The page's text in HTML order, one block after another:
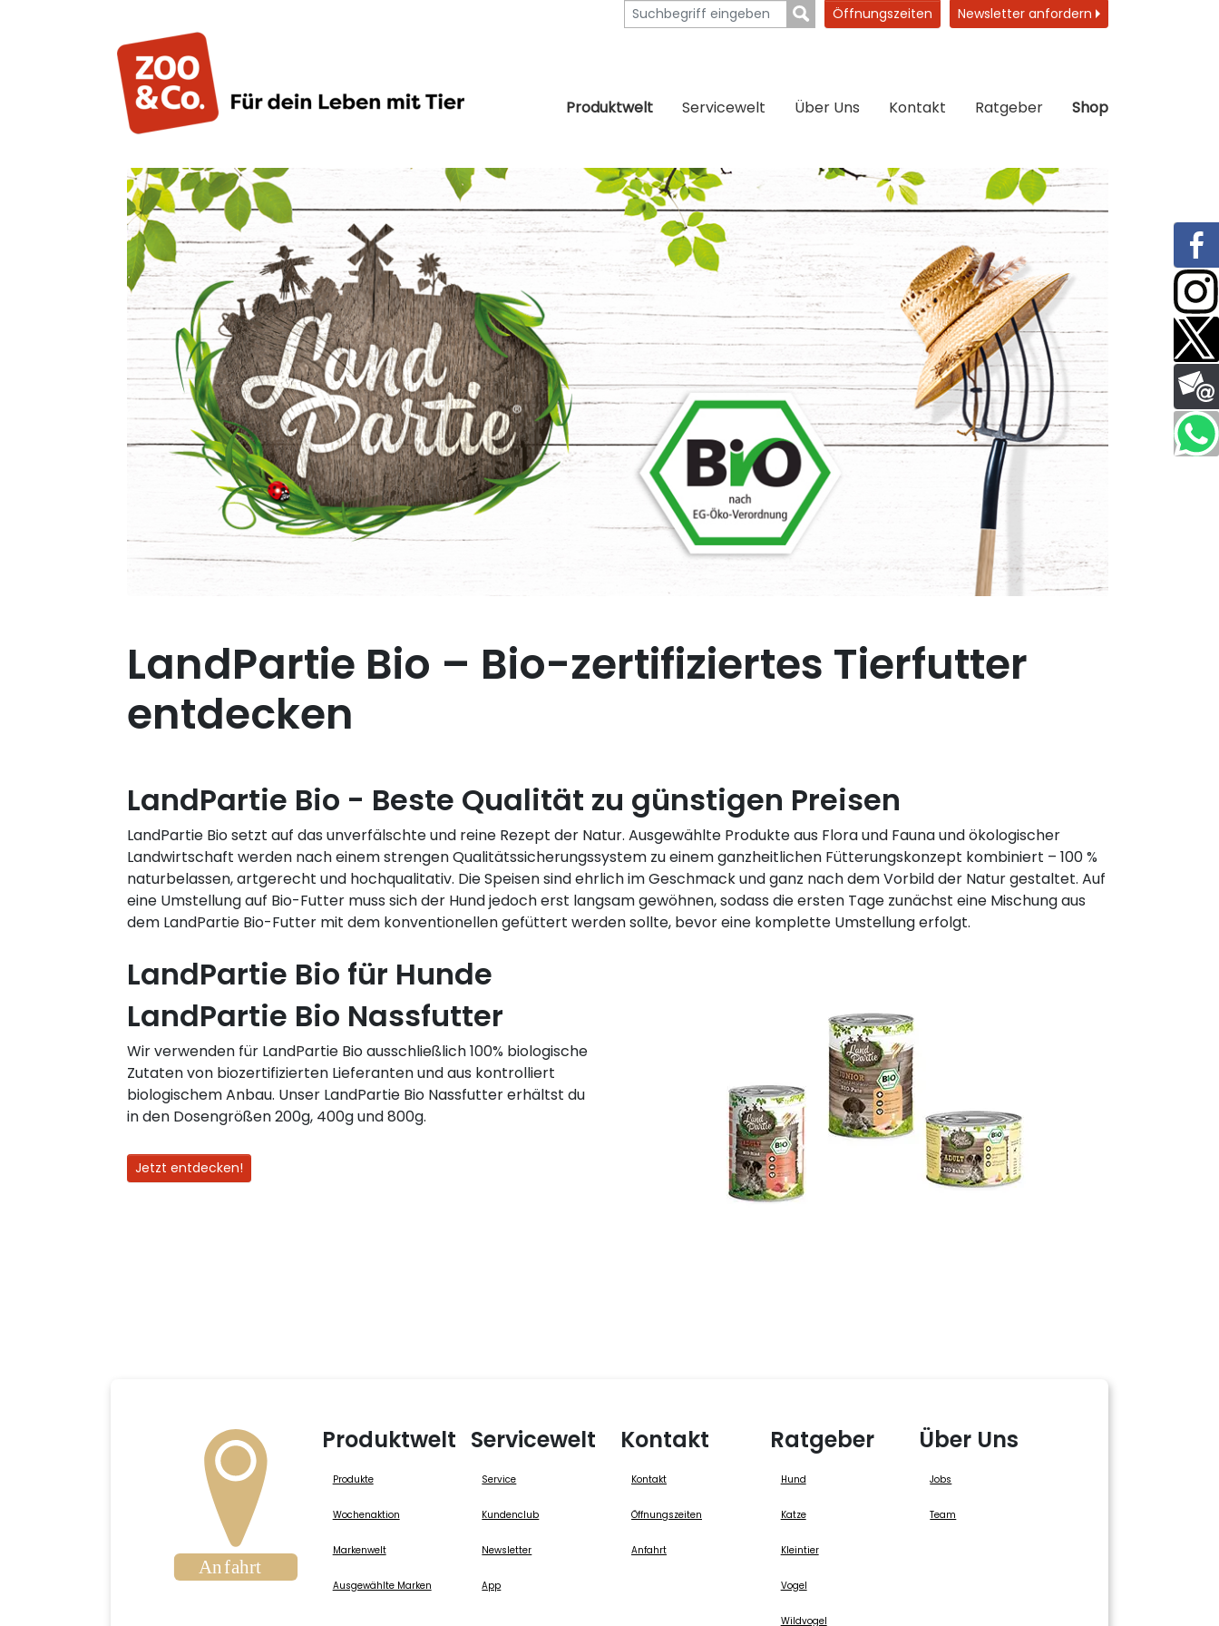
Öffnungszeiten Newsletter anfordern
Produktwelt Servicewelt Über Uns Kontakt Ratgeber Shop
LandPartie Bio – Bio-zertifiziertes Tierfutter
entdecken
LandPartie Bio - Beste Qualität zu günstigen Preisen
LandPartie Bio setzt auf das unverfälschte und reine Rezept der Natur. Ausgewählte Produkte aus Flora und Fauna und ökologischer
Landwirtschaft werden nach einem strengen Qualitätssicherungssystem zu einem ganzheitlichen Fütterungskonzept kombiniert – 100 %
naturbelassen, artgerecht und hochqualitativ. Die Speisen sind ehrlich im Geschmack und ganz nach dem Vorbild der Natur gestaltet. Auf
eine Umstellung auf Bio-Futter muss sich der Hund jedoch erst langsam gewöhnen, sodass die ersten Tage zunächst eine Mischung aus
dem LandPartie Bio-Futter mit dem konventionellen gefüttert werden sollte, bevor eine komplette Umstellung erfolgt.
LandPartie Bio für Hunde
LandPartie Bio Nassfutter
Wir verwenden für LandPartie Bio ausschließlich 100% biologische
Zutaten von biozertifizierten Lieferanten und aus kontrolliert
biologischem Anbau. Unser LandPartie Bio Nassfutter erhältst du
in den Dosengrößen 200g, 400g und 800g.
Jetzt entdecken!
Produktwelt
Produkte
Wochenaktion
Markenwelt
Ausgewählte Marken
Servicewelt
Service
Kundenclub
Newsletter
App
Kontakt
Kontakt
Öffnungszeiten
Anfahrt
Ratgeber
Hund
Katze
Kleintier
Vogel
Wildvogel
Über Uns
Jobs
Team